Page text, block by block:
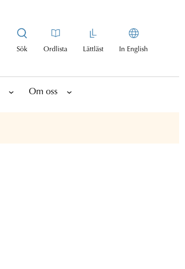
Sök Ordlista Lättläst In English
Om oss